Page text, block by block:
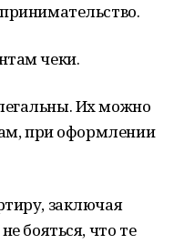
чеки.
Их можно
при оформлении
заключая
бояться, что те